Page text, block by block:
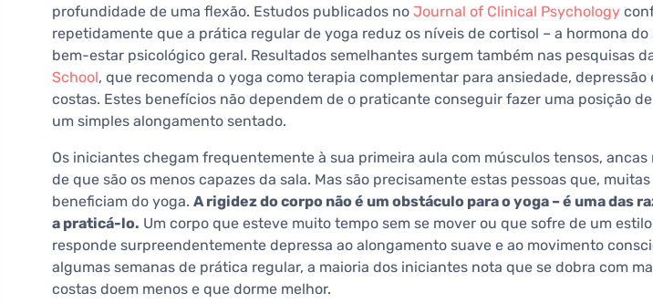
profundidade de uma flexão. Estudos publicados no Journal of Clinical Psychology
repetidamente que a prática regular de yoga reduz os níveis de cortisol – a hormona do
bem-estar psicológico geral. Resultados semelhantes surgem também nas pesquisas
School, que recomenda o yoga como terapia complementar para ansiedade, depressão
costas. Estes benefícios não dependem de o praticante conseguir fazer uma posição
um simples alongamento sentado.
Os iniciantes chegam frequentemente à sua primeira aula com músculos tensos, ancas
de que são os menos capazes da sala. Mas são precisamente estas pessoas que,
beneficiam do yoga. A rigidez do corpo não é um obstáculo para o yoga – é uma das
a praticá-lo. Um corpo que esteve muito tempo sem se mover ou que sofre de um
responde surpreendentemente depressa ao alongamento suave e ao movimento
algumas semanas de prática regular, a maioria dos iniciantes nota que se dobra com
costas doem menos e que dorme melhor.